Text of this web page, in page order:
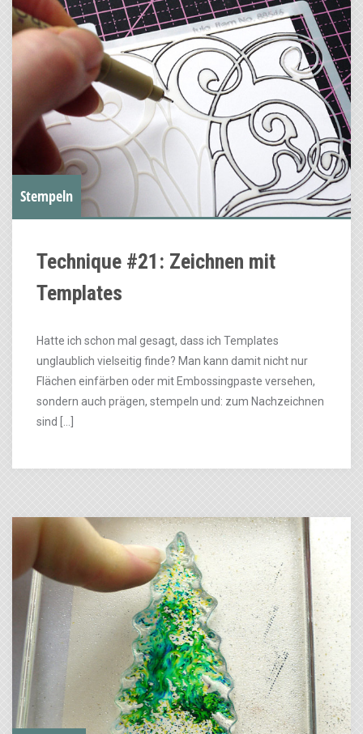
Stempeln
Technique #21: Zeichnen mit
Templates
Hatte ich schon mal gesagt, dass ich Templates
unglaublich vielseitig finde? Man kann damit nicht nur
Flächen einfärben oder mit Embossingpaste versehen,
sondern auch prägen, stempeln und: zum Nachzeichnen
sind […]